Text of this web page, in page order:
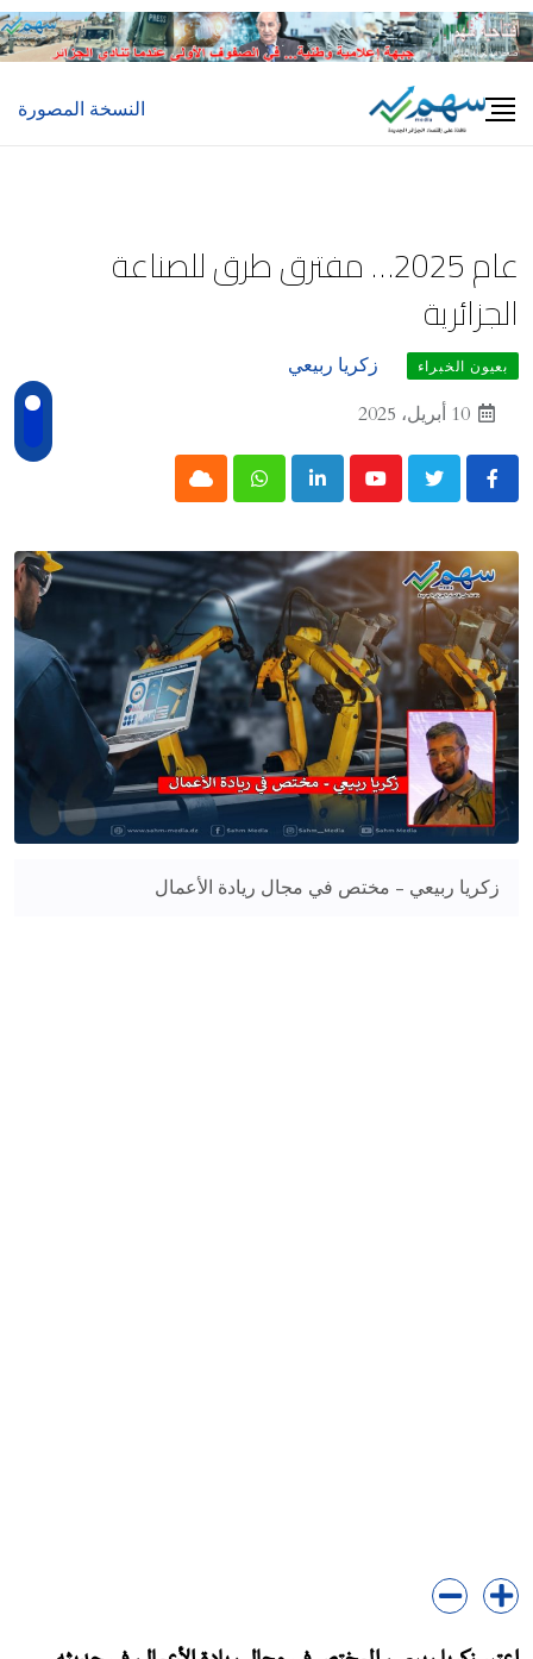
Skip
to
النسخة المصورة
عام 2025… مفترق طرق للصناعة
الجزائرية
بعيون الخبراء
زكريا ربيعي
10 أبريل، 2025
Youtube
LinkedIn
Whatsapp
Cloud
زكريا ربيعي - مختص في مجال ريادة الأعمال